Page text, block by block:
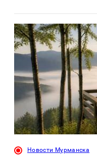
Новости Мурманска